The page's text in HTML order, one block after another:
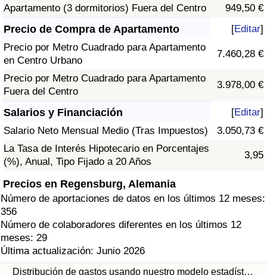
Apartamento (3 dormitorios) Fuera del Centro
949,50 €
Precio de Compra de Apartamento [Editar]
Precio por Metro Cuadrado para Apartamento
en Centro Urbano
7.460,28 €
Precio por Metro Cuadrado para Apartamento
Fuera del Centro
3.978,00 €
Salarios y Financiación [Editar]
Salario Neto Mensual Medio (Tras Impuestos)
3.050,73 €
La Tasa de Interés Hipotecario en Porcentajes
(%), Anual, Tipo Fijado a 20 Años
3,95
Precios en Regensburg, Alemania
Número de aportaciones de datos en los últimos 12 meses:
356
Número de colaboradores diferentes en los últimos 12
meses: 29
Última actualización: Junio 2026
Distribución de gastos usando nuestro modelo estadíst…